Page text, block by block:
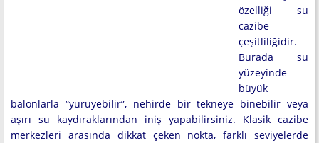
özelliği su
cazibe
çeşitliliğidir.
Burada su
yüzeyinde
büyük
balonlarla “yürüyebilir”, nehirde bir tekneye binebilir veya
aşırı su kaydıraklarından iniş yapabilirsiniz. Klasik cazibe
merkezleri arasında dikkat çeken nokta, farklı seviyelerde